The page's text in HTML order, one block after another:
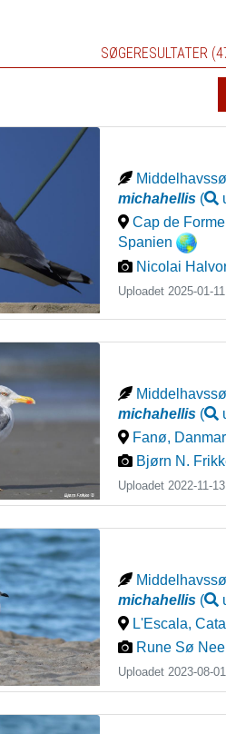
SØGERESULTATER
michahellis (
Cap de
Spanien
Nicolai
Uploadet 2025-01-
michahellis (
Fanø,
Bjørn N.
Uploadet 2022-11-
michahellis (
L'Escala,
Rune Sø
Uploadet 2023-08-